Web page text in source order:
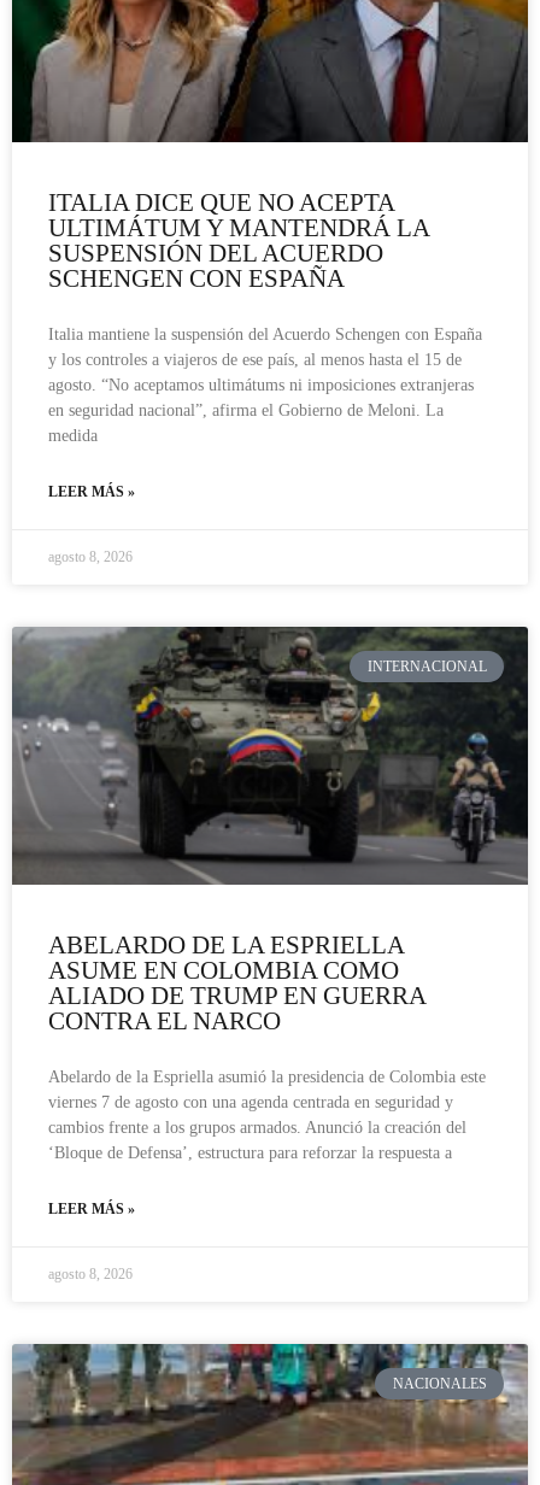
ITALIA DICE QUE NO ACEPTA
ULTIMÁTUM Y MANTENDRÁ LA
SUSPENSIÓN DEL ACUERDO
SCHENGEN CON ESPAÑA
Italia mantiene la suspensión del Acuerdo Schengen con España
y los controles a viajeros de ese país, al menos hasta el 15 de
agosto. “No aceptamos ultimátums ni imposiciones extranjeras
en seguridad nacional”, afirma el Gobierno de Meloni. La
medida
LEER MÁS »
agosto 8, 2026
INTERNACIONAL
ABELARDO DE LA ESPRIELLA
ASUME EN COLOMBIA COMO
ALIADO DE TRUMP EN GUERRA
CONTRA EL NARCO
Abelardo de la Espriella asumió la presidencia de Colombia este
viernes 7 de agosto con una agenda centrada en seguridad y
cambios frente a los grupos armados. Anunció la creación del
‘Bloque de Defensa’, estructura para reforzar la respuesta a
LEER MÁS »
agosto 8, 2026
NACIONALES